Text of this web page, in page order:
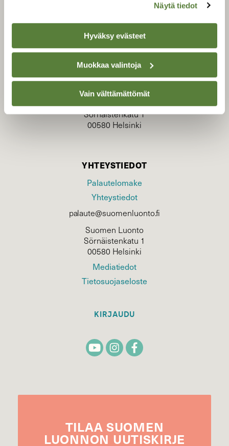
Näytä tiedot
Hyväksy evästeet
Muokkaa valintoja
Vain välttämättömät
TILAAJAPALVELU
tilaajapalvelu@sll.fi
Sörnäistenkatu 1
00580 Helsinki
YHTEYSTIEDOT
Palautelomake
Yhteystiedot
palaute@suomenluonto.fi
Suomen Luonto
Sörnäistenkatu 1
00580 Helsinki
Mediatiedot
Tietosuojaseloste
KIRJAUDU
TILAA SUOMEN
LUONNON UUTIS­KIRJE